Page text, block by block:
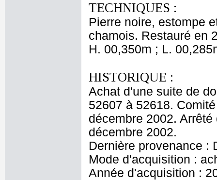
TECHNIQUES :
Pierre noire, estompe
chamois. Restauré en
H. 00,350m ; L.
HISTORIQUE :
Achat d'une suite de
52607 à 52618.
décembre 2002.
décembre 2002.
Dernière provenance :
Mode d'acquisition :
Année d'acquisition :